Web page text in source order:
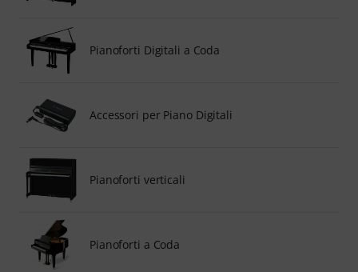
Pianoforti Digitali a Coda
Accessori per Piano Digitali
Pianoforti verticali
Pianoforti a Coda